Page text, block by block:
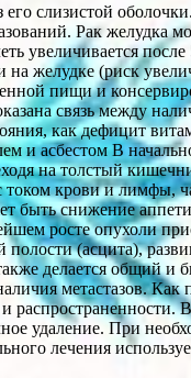
слизистой
Рак
после
желудке (риск
пищи и
связь между
как дефицит
и асбестом В
на толстый
током крови и лимфы,
снижение
росте опухоли
(асцита),
делается общий и
метастазов.
удаление. При
лечения